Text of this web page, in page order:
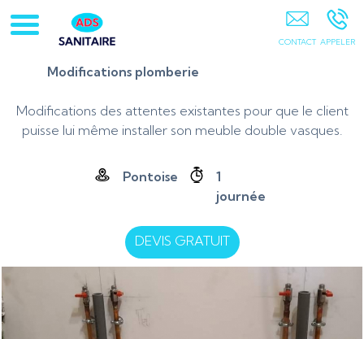
ADS Sanitaire 95 78-Pontoise-Cergy-Osny-Vauréal-
Courdimanche-Jouy Le Moutier-Pierrelaye-Saint Ouen
Modifications plomberie
Modifications des attentes existantes pour que le client
puisse lui même installer son meuble double vasques.
Pontoise
1
journée
DEVIS GRATUIT